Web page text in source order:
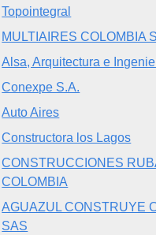
Topointegral
MULTIAIRES COLOMBIA
Alsa, Arquitectura e
Conexpe S.A.
Auto Aires
Constructora los Lagos
CONSTRUCCIONES
COLOMBIA
AGUAZUL CONSTRUYE
SAS